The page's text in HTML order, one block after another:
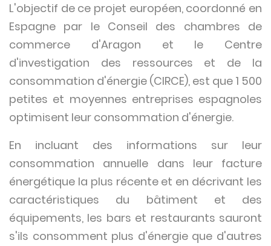
L'objectif de ce projet européen, coordonné en
Espagne par le Conseil des chambres de
commerce d'Aragon et le Centre
d'investigation des ressources et de la
consommation d'énergie (CIRCE), est que 1 500
petites et moyennes entreprises espagnoles
optimisent leur consommation d'énergie.
En incluant des informations sur leur
consommation annuelle dans leur facture
énergétique la plus récente et en décrivant les
caractéristiques du bâtiment et des
équipements, les bars et restaurants sauront
s'ils consomment plus d'énergie que d'autres